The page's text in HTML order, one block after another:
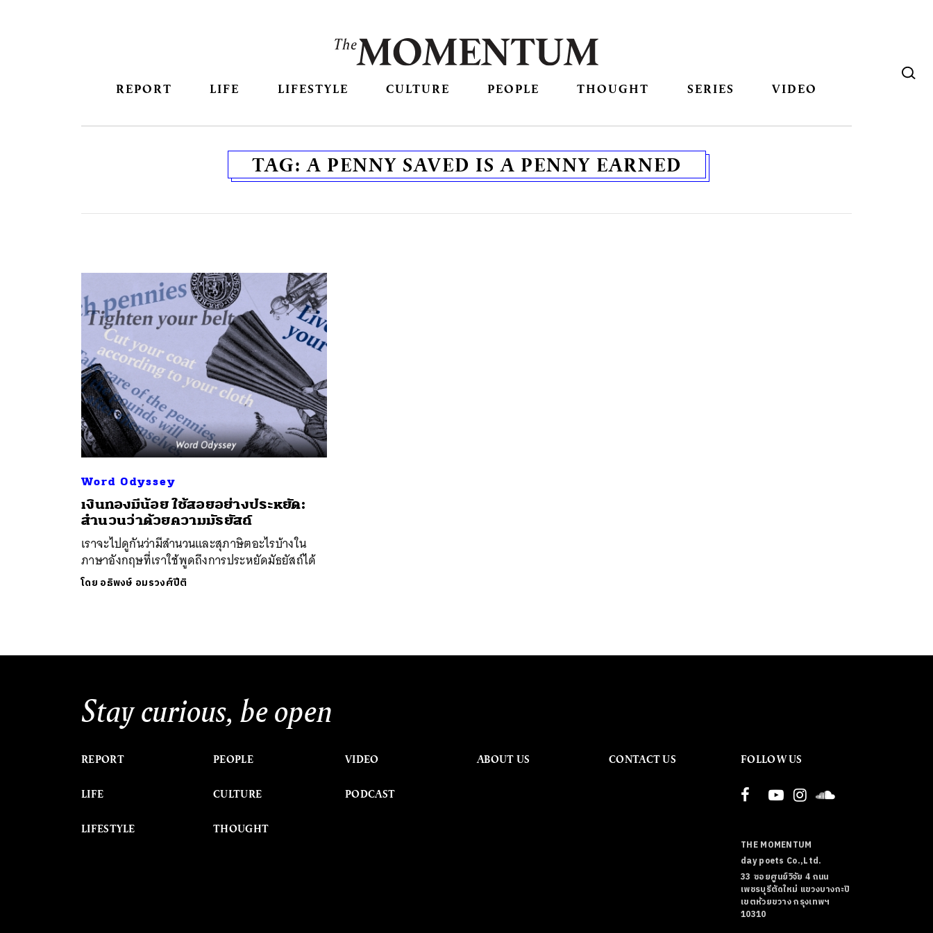
REPORT LIFE LIFESTYLE CULTURE PEOPLE THOUGHT SERIES VIDEO
TAG:A PENNY SAVED IS A PENNY EARNED
Word Odyssey
เงินทองมีน้อย ใช้สอยอย่างประหยัด:
สำนวนว่าด้วยความมัธยัสถ์
เราจะไปดูกันว่ามีสำนวนและสุภาษิตอะไรบ้างใน
ภาษาอังกฤษที่เราใช้พูดถึงการประหยัดมัธยัสถ์ได้
โดย อธิพงษ์ อมรวงศ์ปีติ
Stay curious, be open
REPORT
LIFE
LIFESTYLE
PEOPLE
CULTURE
THOUGHT
VIDEO
PODCAST
ABOUT US CONTACT US FOLLOW US
THE MOMENTUM
day poets Co.,Ltd.
33 ซอยศูนย์วิจัย 4 ถนน
เพชรบุรีตัดใหม่ แขวงบางกะปิ
เขตห้วยขวาง กรุงเทพฯ
10310